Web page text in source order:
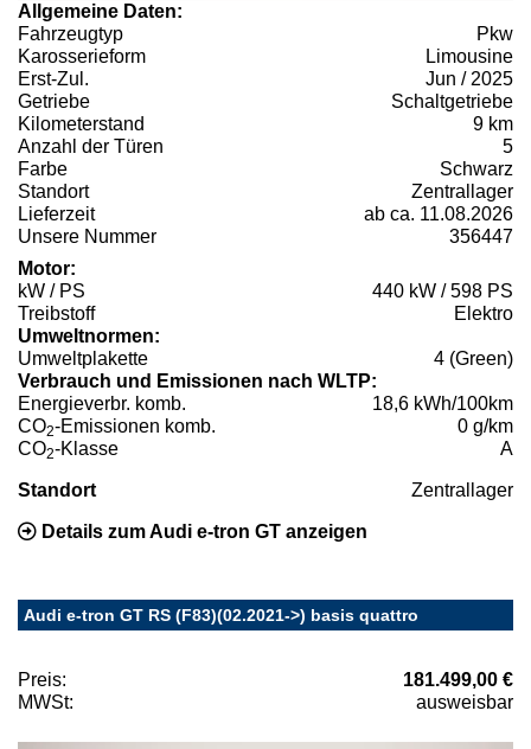
Allgemeine Daten:
Fahrzeugtyp
Pkw
Karosserieform
Limousine
Erst-Zul.
Jun / 2025
Getriebe
Schaltgetriebe
Kilometerstand
9 km
Anzahl der Türen
5
Farbe
Schwarz
Standort
Zentrallager
Lieferzeit
ab ca. 11.08.2026
Unsere Nummer
356447
Motor:
kW / PS
440 kW / 598 PS
Treibstoff
Elektro
Umweltnormen:
Umweltplakette
4 (Green)
Verbrauch und Emissionen nach WLTP:
Energieverbr. komb.
18,6 kWh/100km
CO2-Emissionen komb.
0 g/km
CO2-Klasse A
Standort Zentrallager
Details zum Audi e-tron GT anzeigen
Audi e-tron GT RS (F83)(02.2021->) basis quattro
Preis:
181.499,00 €
MWSt:
ausweisbar